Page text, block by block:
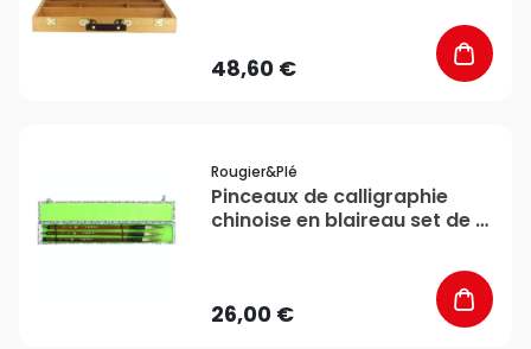
48,60 €
Rougier&plé
Pinceaux de calligraphie
chinoise en blaireau set de 3
26,00 €